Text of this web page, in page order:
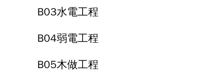
B03水電工程
B04弱電工程
B05木做工程